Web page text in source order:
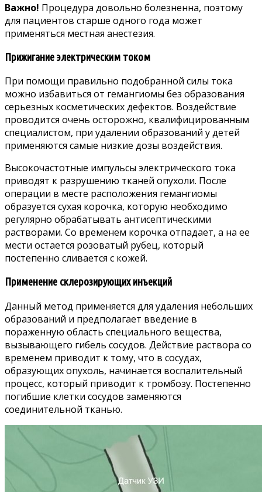
Важно! Процедура довольно болезненна, поэтому
для пациентов старше одного года может
применяться местная анестезия.
Прижигание электрическим током
При помощи правильно подобранной силы тока
можно избавиться от гемангиомы без образования
серьезных косметических дефектов. Воздействие
проводится очень осторожно, квалифицированным
специалистом, при удалении образований у детей
применяются самые низкие дозы воздействия.
Высокочастотные импульсы электрического тока
приводят к разрушению тканей опухоли. После
операции в месте расположения гемангиомы
образуется сухая корочка, которую необходимо
регулярно обрабатывать антисептическими
растворами. Со временем корочка отпадает, а на ее
мести остается розоватый рубец, который
постепенно сливается с кожей.
Применение склерозирующих инъекций
Данный метод применяется для удаления небольших
образований и предполагает введение в
пораженную область специального вещества,
вызывающего гибель сосудов. Действие раствора со
временем приводит к тому, что в сосудах,
образующих опухоль, начинается воспалительный
процесс, который приводит к тромбозу. Постепенно
погибшие клетки сосудов заменяются
соединительной тканью.